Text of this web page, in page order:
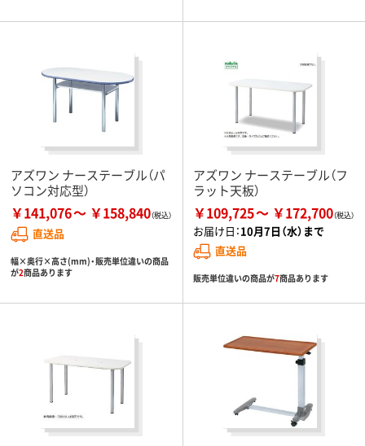
アズワン ナーステーブル（パ
ソコン対応型）
￥141,076 ￥158,840
直送品
幅×奥行×高さ(mm)・販売単位違いの商品
が2商品あります
アズワン ナーステーブル（フ
ラット天板）
￥109,725 ￥172,700
お届け日：10月7日（水）まで
直送品
販売単位違いの商品が7商品あります